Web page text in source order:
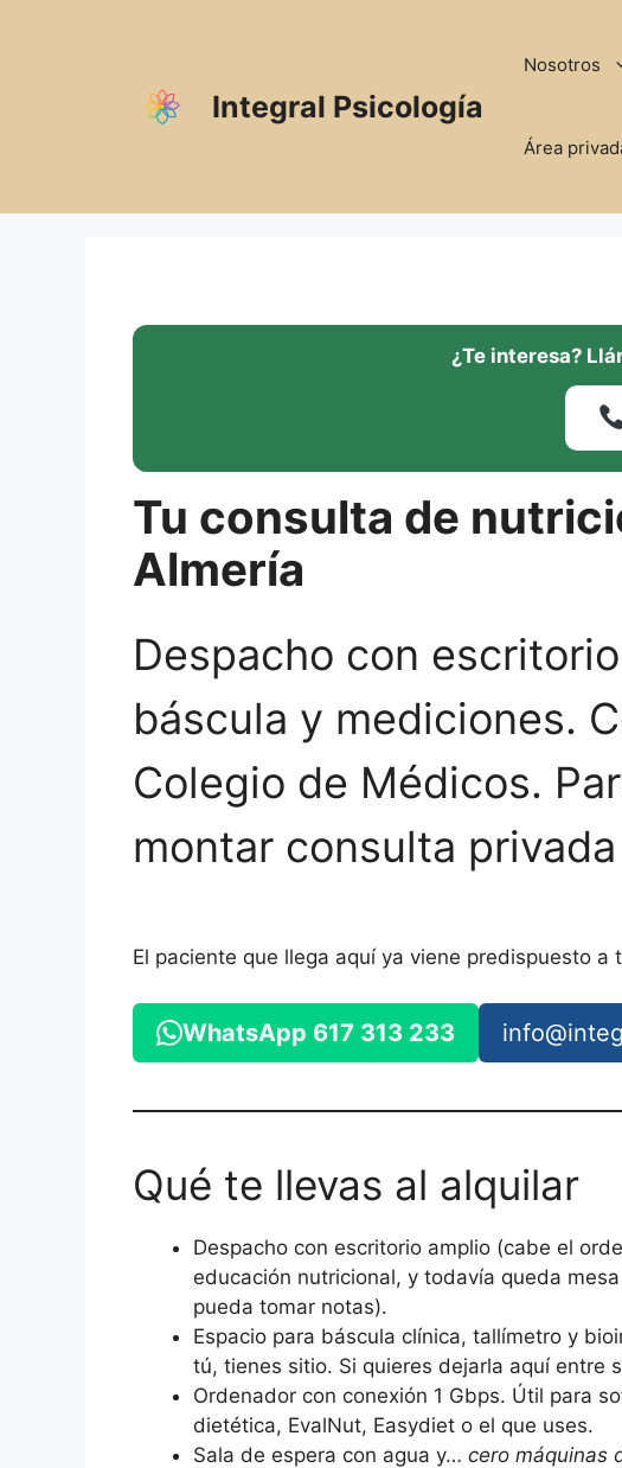
Integral Psicología
Nosotros
Área
¿Te interesa?
Tu consulta de
Almería
Despacho con
báscula y mediciones.
Colegio de Médicos.
montar consulta
El paciente que llega aquí ya viene predispuesto
WhatsApp 617 313 233
Qué te llevas al alquilar
Despacho con escritorio amplio (cabe el
educación nutricional, y todavía queda
pueda tomar notas).
Espacio para báscula clínica, tallímetro y
tú, tienes sitio. Si quieres dejarla aquí entre
Ordenador con conexión 1 Gbps. Útil para
dietética, EvalNut, Easydiet o el que uses.
Sala de espera con agua y… cero máquinas